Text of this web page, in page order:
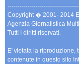
Copyright � 2001- 2014
Agenzia Giornalistica
Tutti i diritti riservati.
E' vietata la riproduzione,
contenute in questo sito